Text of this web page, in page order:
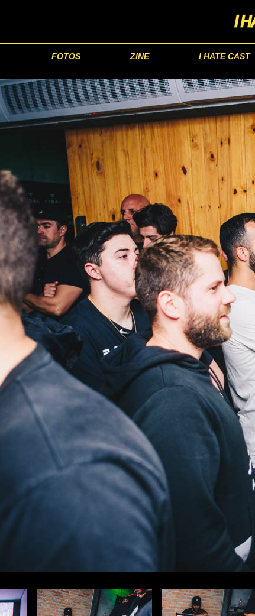
FOTOS ZINE I HATE CAST